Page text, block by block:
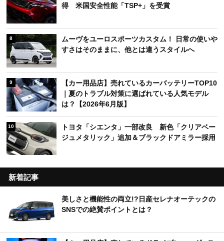
得 米国安全性能「TSP+」を受賞
8
ムーヴをユーロスポーツカスタム！ 日常の使いや
すさはそのままに、他とは違うスタイルへ
9
【カー用品店】売れているカーバッテリーTOP10
｜夏のトラブル対策に選ばれている人気モデル
は？【2026年6月版】
10
トヨタ「シエンタ」一部改良 新色「クリアベー
ジュメタリック」追加＆ブラックドアミラー採用
新着記事
美しさと機能性の両立!?日産セレナオーテックの
SNSでの絶賛ポイントとは？